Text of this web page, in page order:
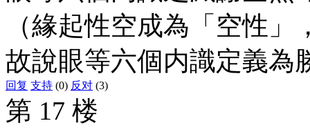
（緣起性空成為「空性」
故說眼等六個内識定義為
回复 支持 (0) 反对 (3)
第 17 楼